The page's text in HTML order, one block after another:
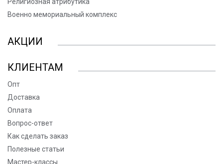
Военно мемориальный комплекс
АКЦИИ
КЛИЕНТАМ
Опт
Доставка
Оплата
Вопрос-ответ
Как сделать заказ
Полезные статьи
Мастер-классы